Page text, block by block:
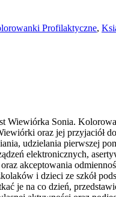
Profilaktyczne,
Wiewiórka Sonia.
oraz jej przyjaciół
udzielania pierwszej
elektronicznych,
akceptowania
i dzieci ze szkół
je na co dzień,